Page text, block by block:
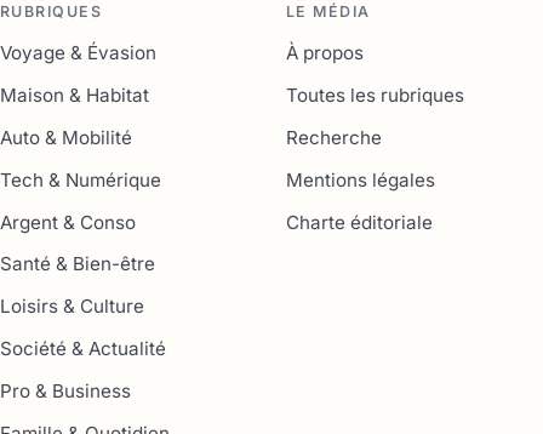
RUBRIQUES
Voyage & Évasion
Maison & Habitat
Auto & Mobilité
Tech & Numérique
Argent & Conso
Santé & Bien-être
Loisirs & Culture
Société & Actualité
Pro & Business
LE MÉDIA
À propos
Toutes les rubriques
Recherche
Mentions légales
Charte éditoriale